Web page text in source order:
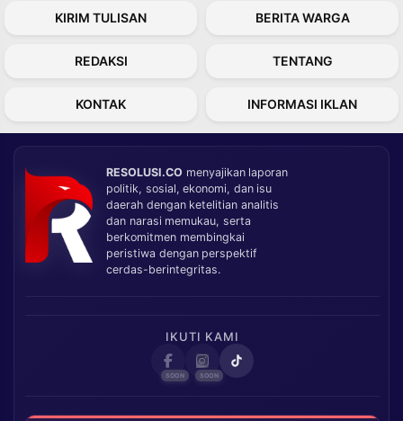
KIRIM TULISAN BERITA WARGA
REDAKSI TENTANG
KONTAK INFORMASI IKLAN
RESOLUSI.CO menyajikan laporan
politik, sosial, ekonomi, dan isu
daerah dengan ketelitian analitis
dan narasi memukau, serta
berkomitmen membingkai
peristiwa dengan perspektif
cerdas-berintegritas.
IKUTI KAMI